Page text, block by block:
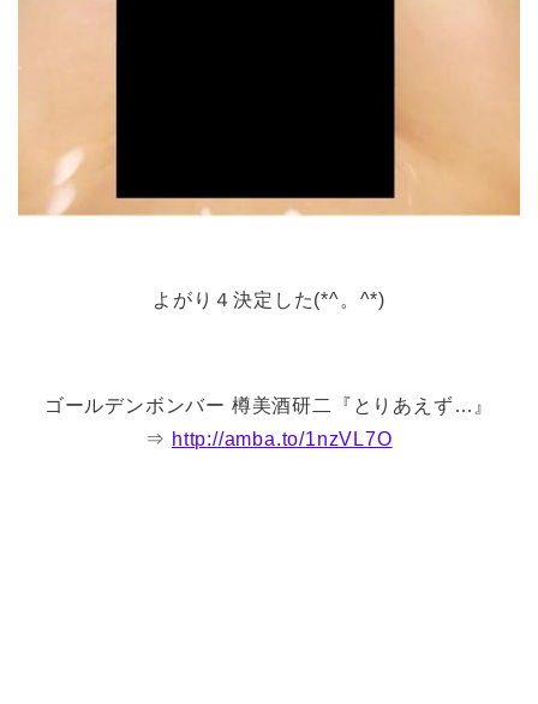
よがり４決定した(*^。^*)
ゴールデンボンバー 樽美酒研二『とりあえず…』
⇒ http://amba.to/1nzVL7O